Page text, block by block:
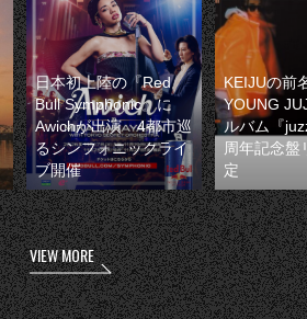
日本初上陸の『Red
Bull Symphonic』に
Awichが出演 4都市巡
るシンフォニックライ
ブ開催
KEIJUの前
YOUNG
ルバム『
周年記念盤
定
VIEW MORE